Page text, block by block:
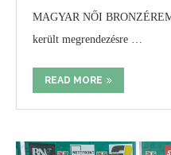
MAGYAR NŐI
került megrendezésre …
READ MORE